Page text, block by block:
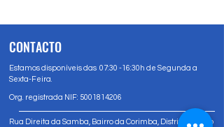
CONTACTO
Estamos disponíveis das 07:30 -16:30h de Segunda a
Sexta-Feira.
Org. registrada NIF: 5001814206
Rua Direita da Samba, Bairro da Corimba, Distrito Urbano